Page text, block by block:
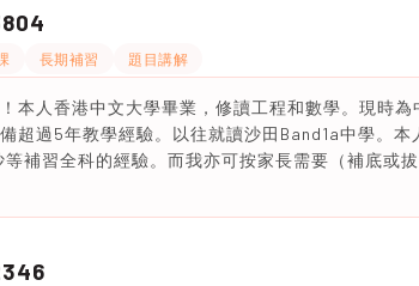
長期補習 題目講解
本人香港中文大學畢業，修讀工程和數學。現時
超過5年教學經驗。以往就讀沙田Band1a中學。
等補習全科的經驗。而我亦可按家長需要（補底或